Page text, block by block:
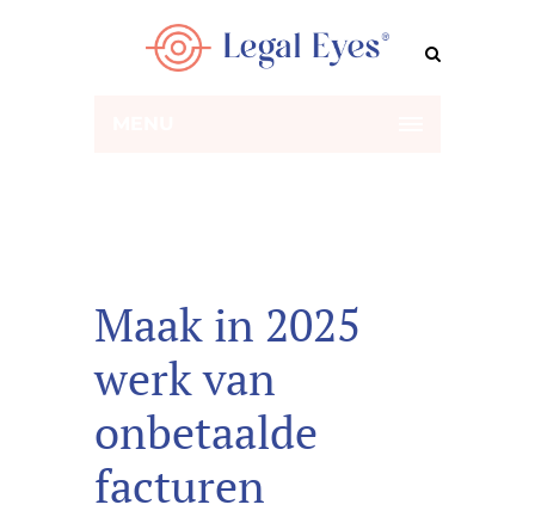
Maak in 2025
werk van
onbetaalde
facturen